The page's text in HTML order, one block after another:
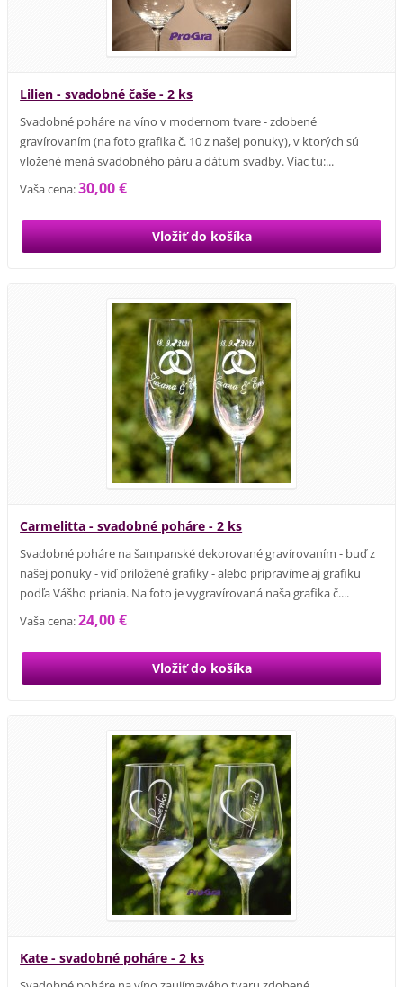
Lilien - svadobné čaše - 2 ks
Svadobné poháre na víno v modernom tvare - zdobené
gravírovaním (na foto grafika č. 10 z našej ponuky), v ktorých sú
vložené mená svadobného páru a dátum svadby. Viac tu:...
Vaša cena:30,00 €
Carmelitta - svadobné poháre - 2 ks
Svadobné poháre na šampanské dekorované gravírovaním - buď z
našej ponuky - viď priložené grafiky - alebo pripravíme aj grafiku
podľa Vášho priania. Na foto je vygravírovaná naša grafika č....
Vaša cena:24,00 €
Kate - svadobné poháre - 2 ks